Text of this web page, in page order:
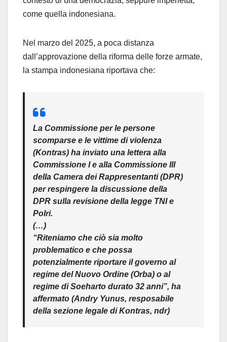
come quella indonesiana.
Nel marzo del 2025, a poca distanza
dall’approvazione della riforma delle forze armate,
la stampa indonesiana riportava che:
La Commissione per le persone
scomparse e le vittime di violenza
(Kontras) ha inviato una lettera alla
Commissione I e alla Commissione III
della Camera dei Rappresentanti (DPR)
per respingere la discussione della
DPR sulla revisione della legge TNI e
Polri.
(…)
“Riteniamo che ciò sia molto
problematico e che possa
potenzialmente riportare il governo al
regime del Nuovo Ordine (Orba) o al
regime di Soeharto durato 32 anni”, ha
affermato (Andry Yunus, resposabile
della sezione legale di Kontras, ndr)